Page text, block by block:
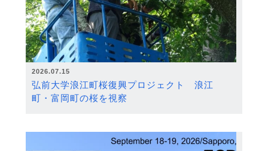
2026.07.15
弘前大学浪江町桜復興プロジェクト 浪江
町・富岡町の桜を視察